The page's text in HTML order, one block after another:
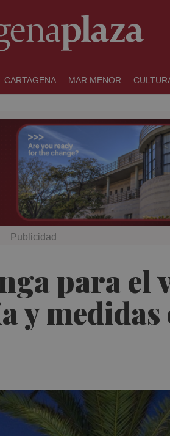
CARTAGENA MAR MENOR
para el
y